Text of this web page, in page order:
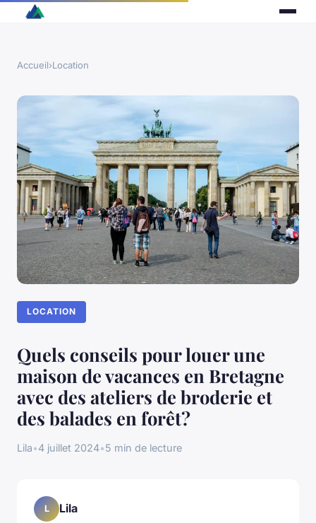
Accueil›Location
LOCATION
Quels conseils pour louer une
maison de vacances en Bretagne
avec des ateliers de broderie et
des balades en forêt?
Lila•4 juillet 2024•5 min de lecture
L Lila